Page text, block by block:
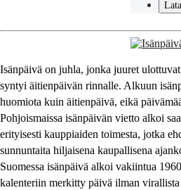
Isänpäivä on juhla, jonka juuret
syntyi äitienpäivän rinnalle. Alkuun
huomiota kuin äitienpäivä, eikä
Pohjoismaissa isänpäivän vietto alkoi
erityisesti kauppiaiden toimesta, jotka
sunnuntaita hiljaisena kaupallisena
Suomessa isänpäivä alkoi vakiintua
kalenteriin merkitty päivä ilman